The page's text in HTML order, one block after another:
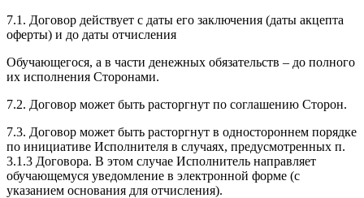
7.1. Договор действует с даты его заключения (даты акцепта
оферты) и до даты отчисления
Обучающегося, а в части денежных обязательств – до полного
их исполнения Сторонами.
7.2. Договор может быть расторгнут по соглашению Сторон.
7.3. Договор может быть расторгнут в одностороннем порядке
по инициативе Исполнителя в случаях, предусмотренных п.
3.1.3 Договора. В этом случае Исполнитель направляет
обучающемуся уведомление в электронной форме (с
указанием основания для отчисления).